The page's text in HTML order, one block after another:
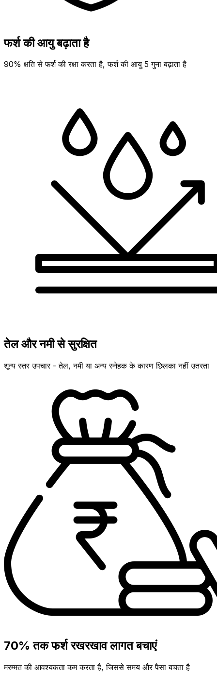
फर्श की आयु बढ़ाता है
90% क्षति से फर्श की रक्षा करता है, फर्श की आयु 5 गुना बढ़ाता है
तेल और नमी से सुरक्षित
शून्य स्तर उपचार - तेल, नमी या अन्य स्नेहक के कारण छिलका नहीं उतरता
70% तक फर्श रखरखाव लागत बचाएं
मरम्मत की आवश्यकता कम करता है, जिससे समय और पैसा बचता है